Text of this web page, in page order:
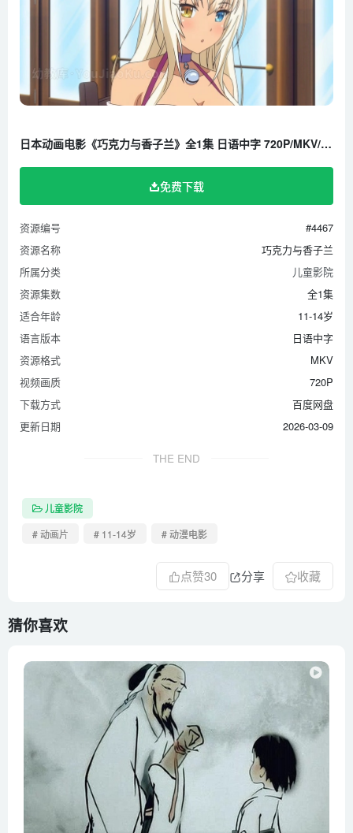
日本动画电影《巧克力与香子兰》全1集 日语中字 720P/MKV/677M 百度云网盘下载
免费下载
资源编号
#4467
资源名称
巧克力与香子兰
所属分类
儿童影院
资源集数
全1集
适合年龄
11-14岁
语言版本
日语中字
资源格式
MKV
视频画质
720P
下载方式
百度网盘
更新日期
2026-03-09
THE END
儿童影院
# 动画片
# 11-14岁 # 动漫电影
点赞30 分享 收藏
猜你喜欢